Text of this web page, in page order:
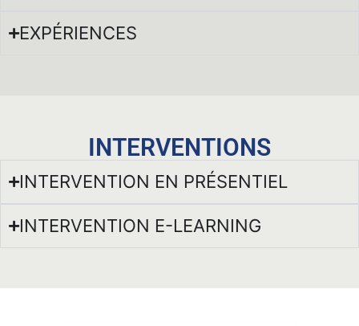
EXPÉRIENCES
INTERVENTIONS
INTERVENTION EN PRÉSENTIEL
INTERVENTION E-LEARNING